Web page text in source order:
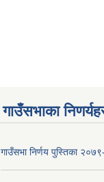
गाउँसभाका
गाउँसभा निर्णय पुस्तिका